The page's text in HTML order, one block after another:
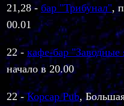
21,28-бар "Трибунал",
00.01
22 - кафе-бар "Заводные
начало в 20.00
22 -Корсар Pub,